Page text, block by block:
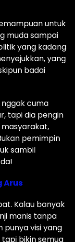
untuk
muda sampai
yang kadang
yang
badai
nggak cuma
tapi dia pengin
pemimpin
sambil
Arus
Kalau banyak
manis tanpa
punya visi yang
bikin semua